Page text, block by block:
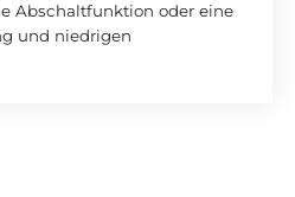
Abschaltfunktion oder eine
und niedrigen